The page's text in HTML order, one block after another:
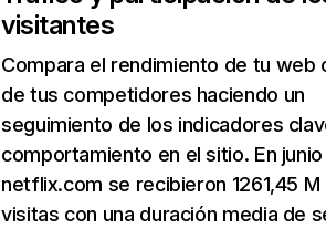
visitantes
Compara el rendimiento de tu web
de tus competidores haciendo un
seguimiento de los indicadores
comportamiento en el sitio. En junio
netflix.com se recibieron 1261,45 M
visitas con una duración media de